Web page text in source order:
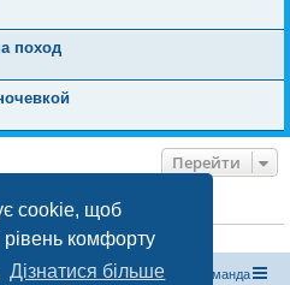
cookie, щоб
комфорту
Дізнатися більше
поход
Перейти
[бот ШІ]і 1 гість
форум «Рюкзак» Команда